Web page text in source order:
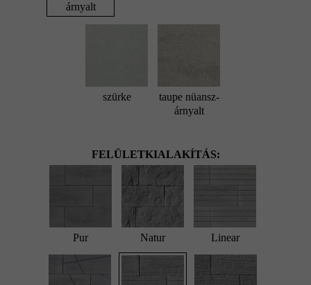
árnyalt
szürke
taupe nüansz-
árnyalt
FELÜLETKIALAKÍTÁS:
Pur Natur Linear